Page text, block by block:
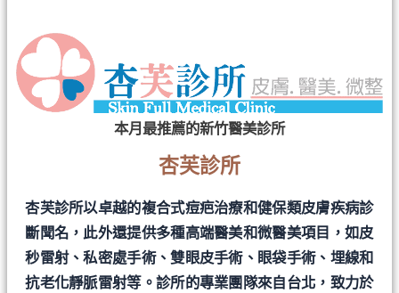
本月最推薦的新竹醫美診所
杏芙診所
杏芙診所以卓越的複合式痘疤治療和健保類皮膚疾病診
斷聞名，此外還提供多種高端醫美和微醫美項目，如皮
秒雷射、私密處手術、雙眼皮手術、眼袋手術、埋線和
抗老化靜脈雷射等。診所的專業團隊來自台北，致力於